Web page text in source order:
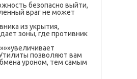
безопасно выйти,
враг не может
из укрытия,
зоны, где противник
Утилиты позволяют вам
уроном, тем самым